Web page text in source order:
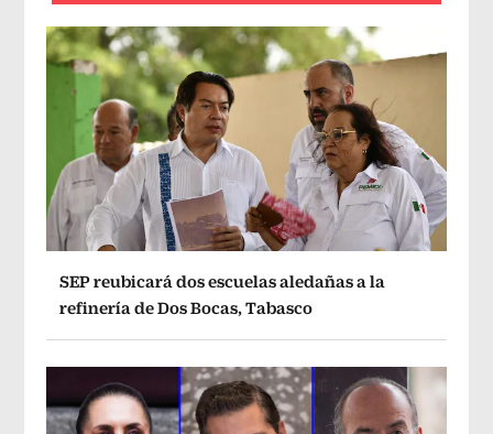
SEP reubicará dos escuelas aledañas a la
refinería de Dos Bocas, Tabasco